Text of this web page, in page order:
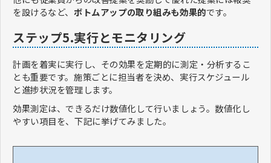
を設けるなど、ボトムアップの取り組みも効果的です。
ステップ5.実行とモニタリング
計画を着実に実行し、その効果を定期的に測定・分析するこ
とも重要です。施策ごとに担当者を決め、実行スケジュール
と進捗状況を管理します。
効果測定は、できるだけ数値化して行いましょう。数値化し
やすい項目を、下記に挙げてみました。